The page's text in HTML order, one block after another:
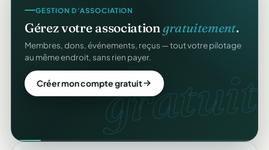
gratuit.
GESTION D'ASSOCIATION
Gérez votre associationgratuitement.
Membres, dons, événements, reçus — tout votre pilotage
au même endroit, sans rien payer.
Créer mon compte gratuit